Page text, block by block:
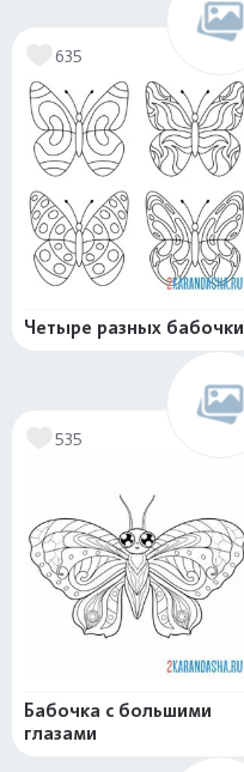
635
Четыре разных бабочки
535
Бабочка с большими
глазами